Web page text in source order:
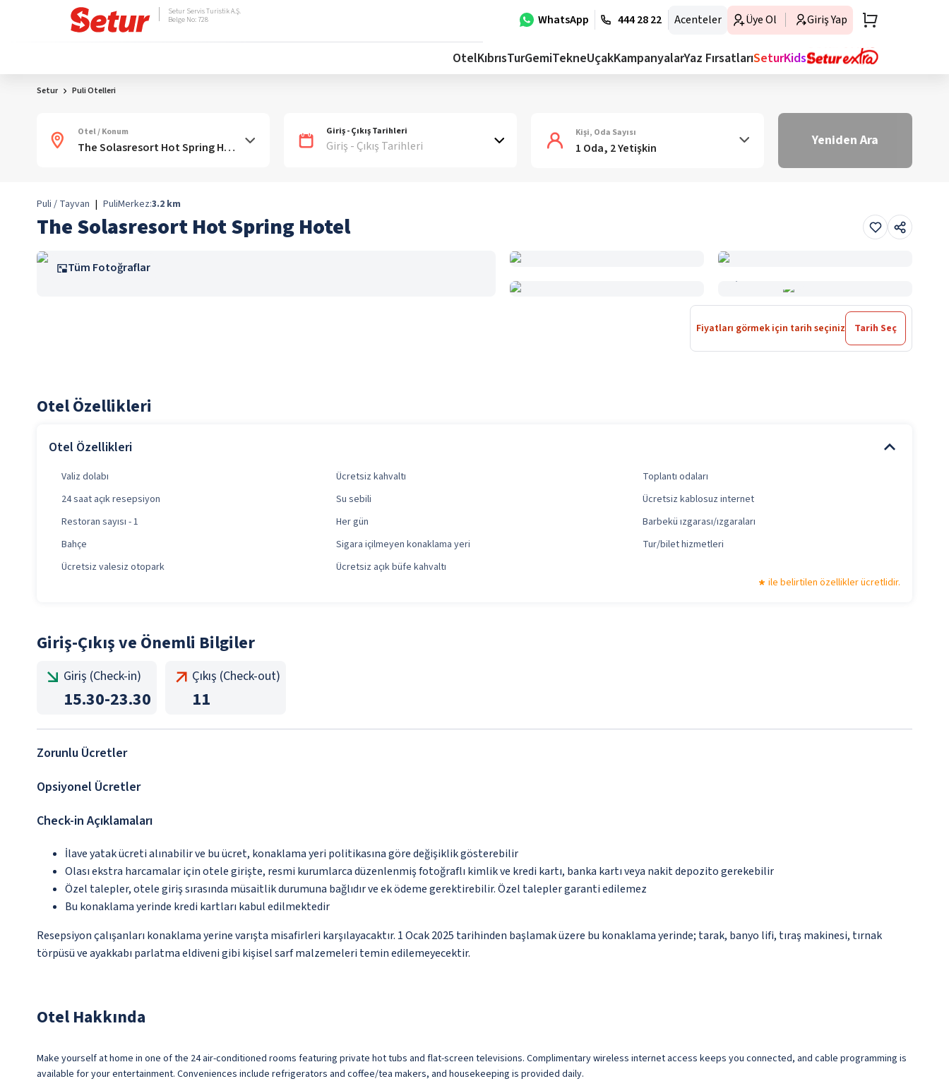
WhatsApp 444 28 22 Acenteler Üye Ol Giriş Yap
Setur Servis Turistik A.Ş.
Belge No: 728
OtelKıbrısTurGemiTekneUçakKampanyalarYaz FırsatlarıSeturKids
Setur Puli Otelleri
Otel / Konum Giriş - Çıkış Tarihleri
Giriş - Çıkış Tarihleri
Kişi, Oda Sayısı
1 Oda, 2 Yetişkin Yeniden Ara
Puli / Tayvan | PuliMerkez:3.2 km
The Solasresort Hot Spring Hotel
Tüm Fotoğraflar
Fiyatları görmek için tarih seçiniz Tarih Seç
Otel Özellikleri
Otel Özellikleri
Valiz dolabı Ücretsiz kahvaltı
Toplantı odaları
24 saat açık resepsiyon
Su sebili
Ücretsiz kablosuz internet
Restoran sayısı - 1
Her gün
Barbekü ızgarası/ızgaraları
Bahçe
Sigara içilmeyen konaklama yeri
Tur/bilet hizmetleri
Ücretsiz valesiz otopark
Ücretsiz açık büfe kahvaltı
ile belirtilen özellikler ücretlidir.
Giriş-Çıkış ve Önemli Bilgiler
Giriş (Check-in)
15.30-23.30
Çıkış (Check-out)
11
Zorunlu Ücretler
Opsiyonel Ücretler
Check-in Açıklamaları
İlave yatak ücreti alınabilir ve bu ücret, konaklama yeri politikasına göre değişiklik gösterebilir
Olası ekstra harcamalar için otele girişte, resmi kurumlarca düzenlenmiş fotoğraflı kimlik ve kredi kartı, banka kartı veya nakit depozito gerekebilir
Özel talepler, otele giriş sırasında müsaitlik durumuna bağlıdır ve ek ödeme gerektirebilir. Özel talepler garanti edilemez
Bu konaklama yerinde kredi kartları kabul edilmektedir
Resepsiyon çalışanları konaklama yerine varışta misafirleri karşılayacaktır. 1 Ocak 2025 tarihinden başlamak üzere bu konaklama yerinde; tarak, banyo lifi, tıraş makinesi, tırnak
törpüsü ve ayakkabı parlatma eldiveni gibi kişisel sarf malzemeleri temin edilemeyecektir.
Otel Hakkında
Make yourself at home in one of the 24 air-conditioned rooms featuring private hot tubs and flat-screen televisions. Complimentary wireless internet access keeps you connected, and cable programming is
available for your entertainment. Conveniences include refrigerators and coffee/tea makers, and housekeeping is provided daily.